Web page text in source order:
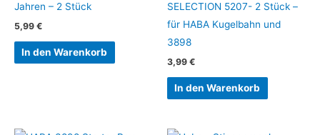
Jahren – 2 Stück
5,99 €
In den Warenkorb
SELECTION 5207- 2 Stück –
für HABA Kugelbahn und
3898
3,99 €
In den Warenkorb